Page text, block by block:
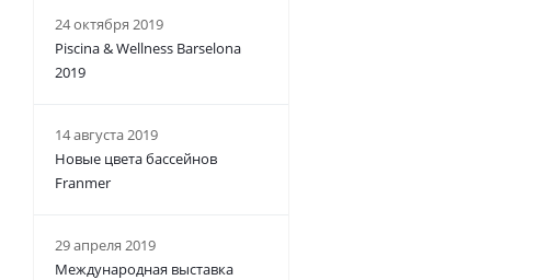
24 октября 2019
Piscina & Wellness Barselona
2019
14 августа 2019
Новые цвета бассейнов
Franmer
29 апреля 2019
Международная выставка